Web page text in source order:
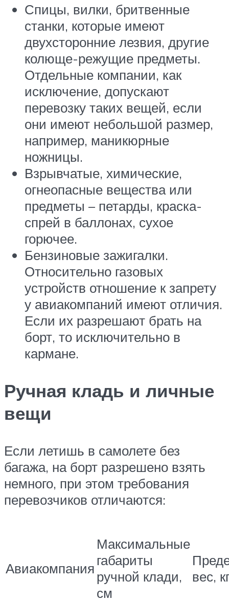
Спицы, вилки, бритвенные
станки, которые имеют
двухсторонние лезвия, другие
колюще-режущие предметы.
Отдельные компании, как
исключение, допускают
перевозку таких вещей, если
они имеют небольшой размер,
например, маникюрные
ножницы.
Взрывчатые, химические,
огнеопасные вещества или
предметы – петарды, краска-
спрей в баллонах, сухое
горючее.
Бензиновые зажигалки.
Относительно газовых
устройств отношение к запрету
у авиакомпаний имеют отличия.
Если их разрешают брать на
борт, то исключительно в
кармане.
Ручная кладь и личные
вещи
Если летишь в самолете без
багажа, на борт разрешено взять
немного, при этом требования
перевозчиков отличаются:
Авиакомпания
Максимальные
габариты
ручной клади,
см
вес,